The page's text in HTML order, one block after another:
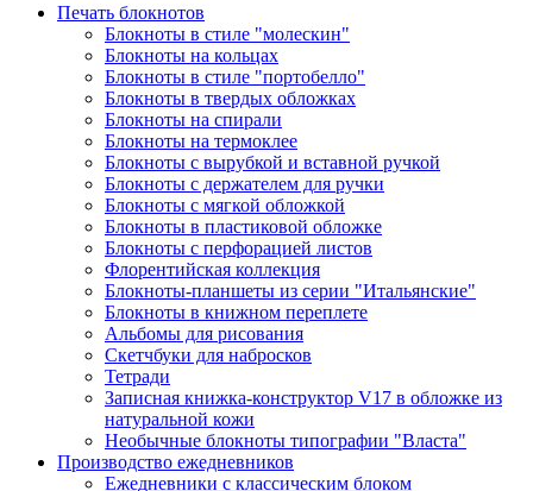
Печать блокнотов
Блокноты в стиле "молескин"
Блокноты на кольцах
Блокноты в стиле "портобелло"
Блокноты в твердых обложках
Блокноты на спирали
Блокноты на термоклее
Блокноты с вырубкой и вставной ручкой
Блокноты с держателем для ручки
Блокноты с мягкой обложкой
Блокноты в пластиковой обложке
Блокноты с перфорацией листов
Флорентийская коллекция
Блокноты-планшеты из серии "Итальянские"
Блокноты в книжном переплете
Альбомы для рисования
Скетчбуки для набросков
Тетради
Записная книжка-конструктор V17 в обложке из
натуральной кожи
Необычные блокноты типографии "Власта"
Производство ежедневников
Ежедневники с классическим блоком